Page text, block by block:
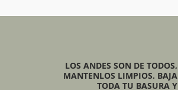
LOS ANDES SON DE TODOS,
MANTENLOS LIMPIOS. BAJA
TODA TU BASURA Y